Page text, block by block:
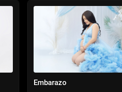
Embarazo